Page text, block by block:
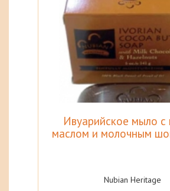
Ивуарийское мыло с
маслом и молочным
Nubian Heritage